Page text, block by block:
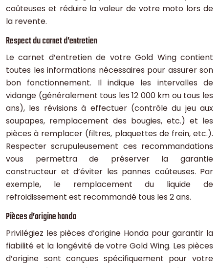
coûteuses et réduire la valeur de votre moto lors de
la revente.
Respect du carnet d’entretien
Le carnet d’entretien de votre Gold Wing contient
toutes les informations nécessaires pour assurer son
bon fonctionnement. Il indique les intervalles de
vidange (généralement tous les 12 000 km ou tous les
ans), les révisions à effectuer (contrôle du jeu aux
soupapes, remplacement des bougies, etc.) et les
pièces à remplacer (filtres, plaquettes de frein, etc.).
Respecter scrupuleusement ces recommandations
vous permettra de préserver la garantie
constructeur et d’éviter les pannes coûteuses. Par
exemple, le remplacement du liquide de
refroidissement est recommandé tous les 2 ans.
Pièces d’origine honda
Privilégiez les pièces d’origine Honda pour garantir la
fiabilité et la longévité de votre Gold Wing. Les pièces
d’origine sont conçues spécifiquement pour votre